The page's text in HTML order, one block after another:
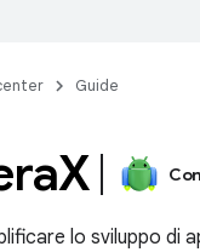
Guide
X
lo sviluppo di